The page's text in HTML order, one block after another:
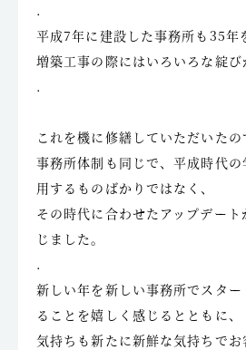
.
平成7年に建設した事務所も35年
増築工事の際にはいろいろな綻び
.
これを機に修繕していただいたの
事務所体制も同じで、平成時代
用するものばかりではなく、
その時代に合わせたアップデー
じました。
.
新しい年を新しい事務所でスタ
ることを嬉しく感じるとともに、
気持ちも新たに新鮮な気持ちで